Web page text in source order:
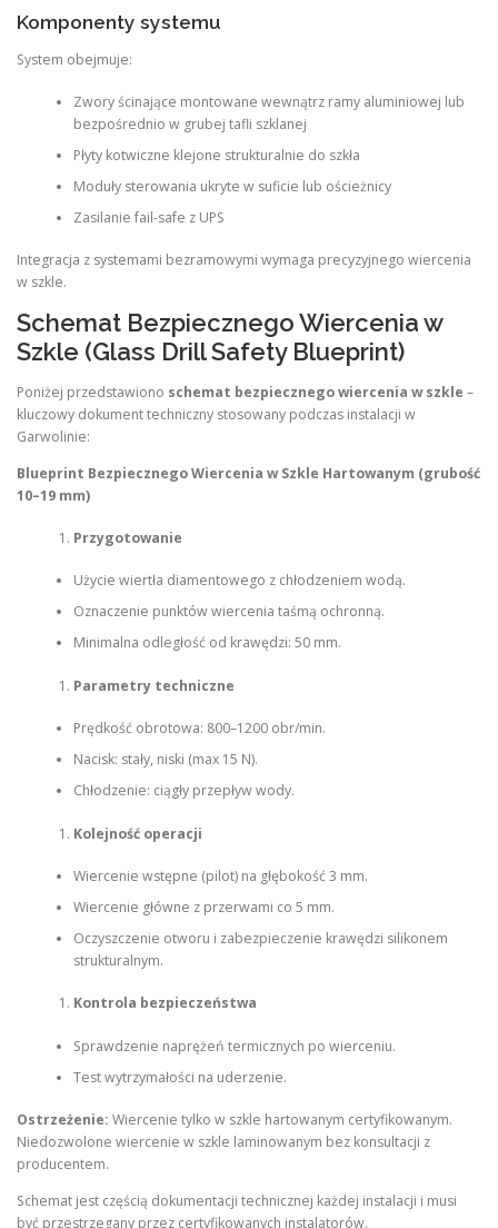
Komponenty systemu
System obejmuje:
Zwory ścinające montowane wewnątrz ramy aluminiowej lub
bezpośrednio w grubej tafli szklanej
Płyty kotwiczne klejone strukturalnie do szkła
Moduły sterowania ukryte w suficie lub ościeżnicy
Zasilanie fail-safe z UPS
Integracja z systemami bezramowymi wymaga precyzyjnego wiercenia
w szkle.
Schemat Bezpiecznego Wiercenia w
Szkle (Glass Drill Safety Blueprint)
Poniżej przedstawiono schemat bezpiecznego wiercenia w szkle –
kluczowy dokument techniczny stosowany podczas instalacji w
Garwolinie:
Blueprint Bezpiecznego Wiercenia w Szkle Hartowanym (grubość
10–19 mm)
Przygotowanie
Użycie wiertła diamentowego z chłodzeniem wodą.
Oznaczenie punktów wiercenia taśmą ochronną.
Minimalna odległość od krawędzi: 50 mm.
Parametry techniczne
Prędkość obrotowa: 800–1200 obr/min.
Nacisk: stały, niski (max 15 N).
Chłodzenie: ciągły przepływ wody.
Kolejność operacji
Wiercenie wstępne (pilot) na głębokość 3 mm.
Wiercenie główne z przerwami co 5 mm.
Oczyszczenie otworu i zabezpieczenie krawędzi silikonem
strukturalnym.
Kontrola bezpieczeństwa
Sprawdzenie naprężeń termicznych po wierceniu.
Test wytrzymałości na uderzenie.
Ostrzeżenie: Wiercenie tylko w szkle hartowanym certyfikowanym.
Niedozwolone wiercenie w szkle laminowanym bez konsultacji z
producentem.
Schemat jest częścią dokumentacji technicznej każdej instalacji i musi
być przestrzegany przez certyfikowanych instalatorów.